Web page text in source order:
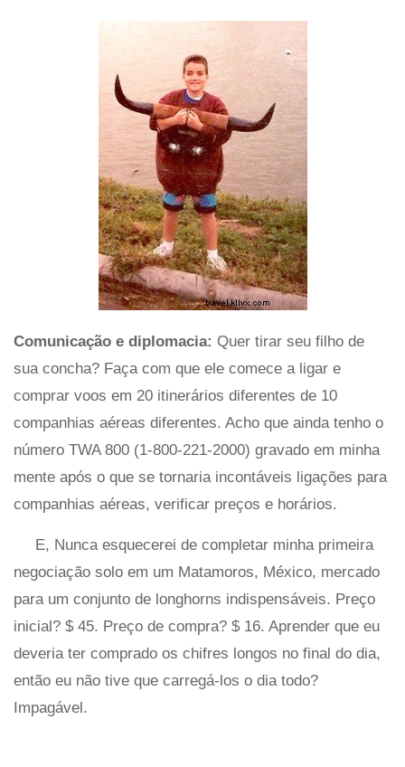
Comunicação e diplomacia: Quer tirar seu filho de
sua concha? Faça com que ele comece a ligar e
comprar voos em 20 itinerários diferentes de 10
companhias aéreas diferentes. Acho que ainda tenho o
número TWA 800 (1-800-221-2000) gravado em minha
mente após o que se tornaria incontáveis ​​ligações para
companhias aéreas, verificar preços e horários.
E, Nunca esquecerei de completar minha primeira
negociação solo em um Matamoros, México, mercado
para um conjunto de longhorns indispensáveis. Preço
inicial? $ 45. Preço de compra? $ 16. Aprender que eu
deveria ter comprado os chifres longos no final do dia,
então eu não tive que carregá-los o dia todo?
Impagável.